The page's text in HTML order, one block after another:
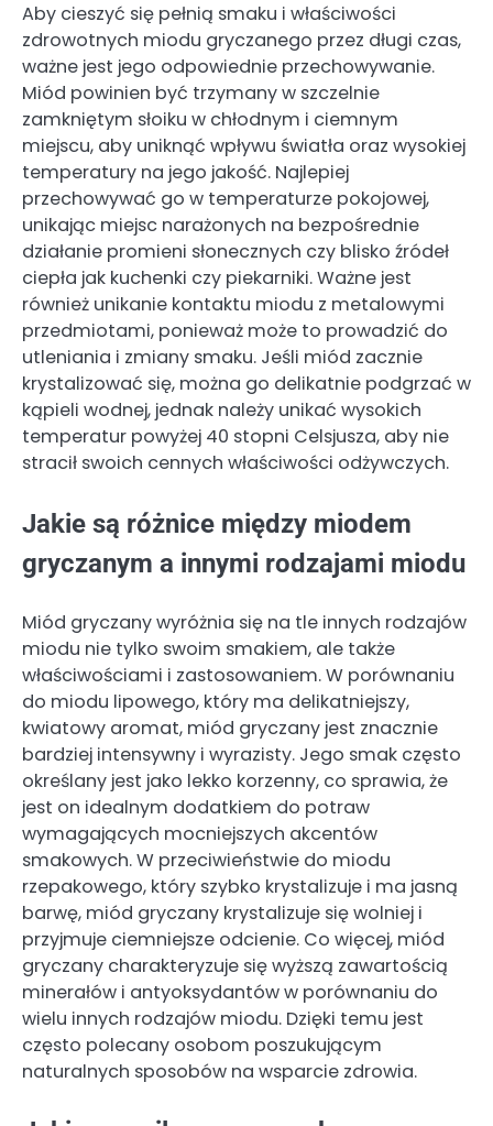
Aby cieszyć się pełnią smaku i właściwości
zdrowotnych miodu gryczanego przez długi czas,
ważne jest jego odpowiednie przechowywanie.
Miód powinien być trzymany w szczelnie
zamkniętym słoiku w chłodnym i ciemnym
miejscu, aby uniknąć wpływu światła oraz wysokiej
temperatury na jego jakość. Najlepiej
przechowywać go w temperaturze pokojowej,
unikając miejsc narażonych na bezpośrednie
działanie promieni słonecznych czy blisko źródeł
ciepła jak kuchenki czy piekarniki. Ważne jest
również unikanie kontaktu miodu z metalowymi
przedmiotami, ponieważ może to prowadzić do
utleniania i zmiany smaku. Jeśli miód zacznie
krystalizować się, można go delikatnie podgrzać w
kąpieli wodnej, jednak należy unikać wysokich
temperatur powyżej 40 stopni Celsjusza, aby nie
stracił swoich cennych właściwości odżywczych.
Jakie są różnice między miodem
gryczanym a innymi rodzajami miodu
Miód gryczany wyróżnia się na tle innych rodzajów
miodu nie tylko swoim smakiem, ale także
właściwościami i zastosowaniem. W porównaniu
do miodu lipowego, który ma delikatniejszy,
kwiatowy aromat, miód gryczany jest znacznie
bardziej intensywny i wyrazisty. Jego smak często
określany jest jako lekko korzenny, co sprawia, że
jest on idealnym dodatkiem do potraw
wymagających mocniejszych akcentów
smakowych. W przeciwieństwie do miodu
rzepakowego, który szybko krystalizuje i ma jasną
barwę, miód gryczany krystalizuje się wolniej i
przyjmuje ciemniejsze odcienie. Co więcej, miód
gryczany charakteryzuje się wyższą zawartością
minerałów i antyoksydantów w porównaniu do
wielu innych rodzajów miodu. Dzięki temu jest
często polecany osobom poszukującym
naturalnych sposobów na wsparcie zdrowia.